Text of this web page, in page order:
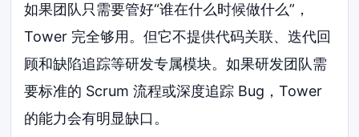
如果团队只需要管好“谁在什么时候做什么”，
Tower 完全够用。但它不提供代码关联、迭代回
顾和缺陷追踪等研发专属模块。如果研发团队需
要标准的 Scrum 流程或深度追踪 Bug，Tower
的能力会有明显缺口。